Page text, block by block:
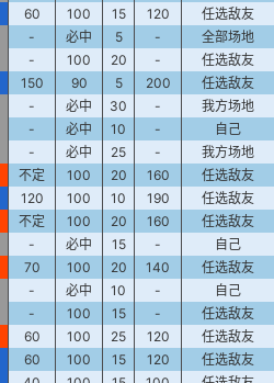
60 100 15 120
任选敌友
- 必中 5 -
全部场地
- 100 20 -
任选敌友
150 90 5 200
任选敌友
- 必中 30 -
我方场地
- 必中 10 -
自己
- 必中 25 -
我方场地
不定 100 20 160
任选敌友
120 100 10 190
任选敌友
不定 100 20 160
任选敌友
- 必中 15 -
自己
70 100 20 140
任选敌友
- 必中 10 -
自己
- 100 15 -
任选敌友
60 100 25 120
任选敌友
60 100 15 120
任选敌友